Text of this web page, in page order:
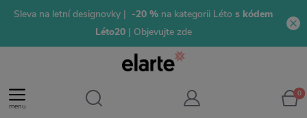
Sleva na letní designovky | -20 % na kategorii Léto s kódem
Léto20 | Objevujte zde
menu
0